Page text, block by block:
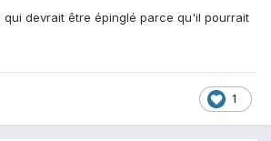
devrait être épinglé parce qu'il pourrait
1